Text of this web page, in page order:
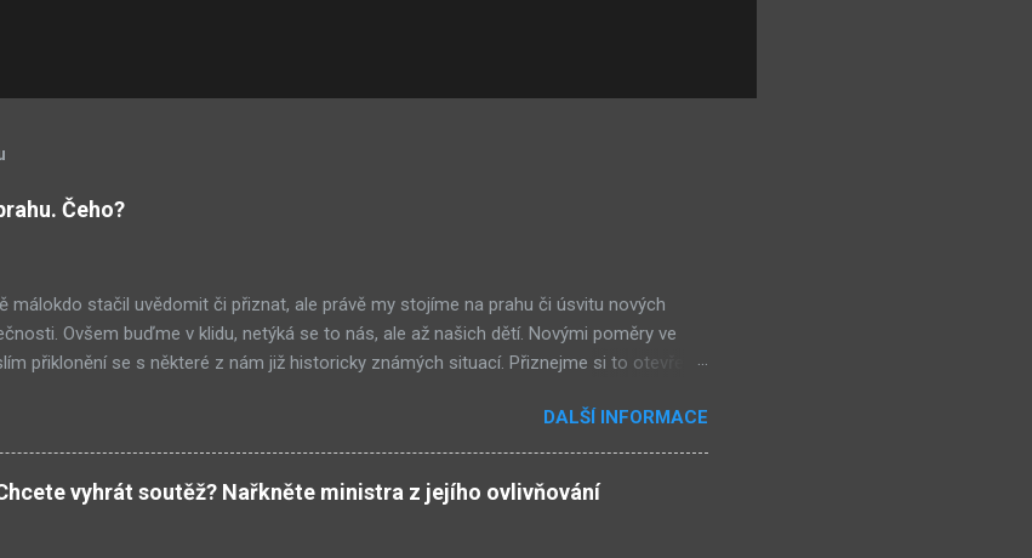
Čeho?
málokdo stačil uvědomit či přiznat, ale právě my stojíme na prahu či úsvitu nových
Ovšem buďme v klidu, netýká se to nás, ale až našich dětí. Novými poměry ve
přiklonění se s některé z nám již historicky známých situací. Přiznejme si to otevřeně
ve společnosti stále větší vliv – v každém městě již vlastní několik obchůdků či spíše již
lety věc zcela nevídaná. Příslušníci tohoto etnika se úspěšně integrují do
již jejich děti chodí do našich škol. A tam mezi studenty patří k nejlepším. Ale jsou
pro nás znamená? Za 10 až 20 let, když vývoj půjde podobným směrem jako doposud,
získávat ve společnosti stále větší význam – rodiče budou získávat větší a větší
DALŠÍ INFORMACE
Chcete vyhrát soutěž? Nařkněte ministra z jejího ovlivňování